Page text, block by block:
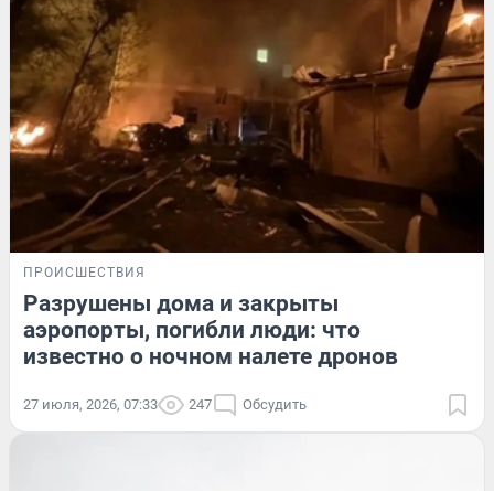
ПРОИСШЕСТВИЯ
Разрушены дома и закрыты
аэропорты, погибли люди: что
известно о ночном налете дронов
27 июля, 2026, 07:33 247 Обсудить